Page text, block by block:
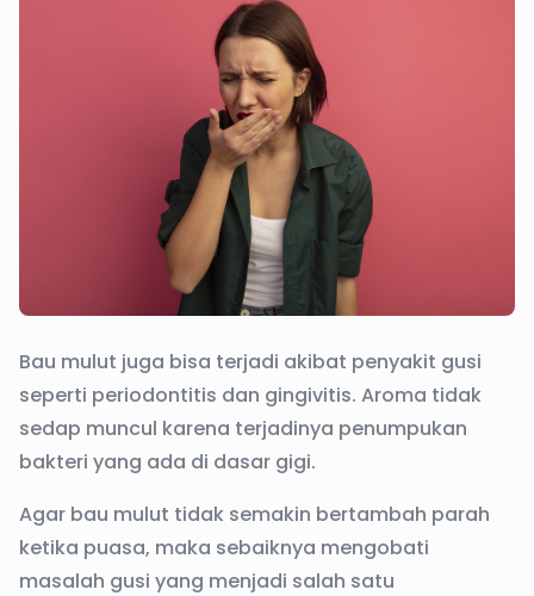
Bau mulut juga bisa terjadi akibat penyakit gusi
seperti periodontitis dan gingivitis. Aroma tidak
sedap muncul karena terjadinya penumpukan
bakteri yang ada di dasar gigi.
Agar bau mulut tidak semakin bertambah parah
ketika puasa, maka sebaiknya mengobati
masalah gusi yang menjadi salah satu